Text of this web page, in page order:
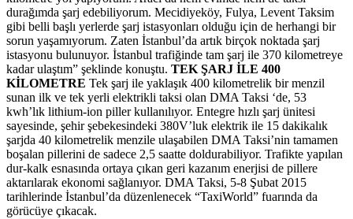
durağımda şarj edebiliyorum. Mecidiyeköy, Fulya, Levent Taksim
gibi belli başlı yerlerde şarj istasyonları olduğu için de herhangi bir
sorun yaşamıyorum. Zaten İstanbul’da artık birçok noktada şarj
istasyonu bulunuyor. İstanbul trafiğinde tam şarj ile 370 kilometreye
kadar ulaştım” şeklinde konuştu. TEK ŞARJ İLE 400
KİLOMETRE Tek şarj ile yaklaşık 400 kilometrelik bir menzil
sunan ilk ve tek yerli elektrikli taksi olan DMA Taksi ‘de, 53
kwh’lık lithium-ion piller kullanılıyor. Entegre hızlı şarj ünitesi
sayesinde, şehir şebekesindeki 380V’luk elektrik ile 15 dakikalık
şarjda 40 kilometrelik menzile ulaşabilen DMA Taksi’nin tamamen
boşalan pillerini de sadece 2,5 saatte doldurabiliyor. Trafikte yapılan
dur-kalk esnasında ortaya çıkan geri kazanım enerjisi de pillere
aktarılarak ekonomi sağlanıyor. DMA Taksi, 5-8 Şubat 2015
tarihlerinde İstanbul’da düzenlenecek “TaxiWorld” fuarında da
görücüye çıkacak.